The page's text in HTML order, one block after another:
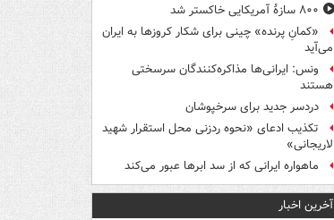
۸۰۰ سازۀ آمریکایی خاکستر شد
«کمانِ پرنده» چینی برای شکار کروزها به ایران
می‌آید
ونس: ایرانی‌ها مذاکره‌کنندگان سرسختی
هستند
دردسر جدید برای سرخپوشان
تکذیب ادعای «نحوه ردزنی محل استقرار شهید
لاریجانی»
ماهواره ایرانی که از سد ابرها عبور می‌کند
آخرین اخبار